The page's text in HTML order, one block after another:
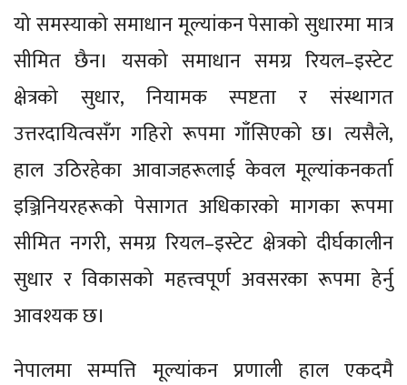
यो समस्याको समाधान मूल्यांकन पेसाको सुधारमा मात्र
सीमित छैन। यसको समाधान समग्र रियल–इस्टेट
क्षेत्रको सुधार, नियामक स्पष्टता र संस्थागत
उत्तरदायित्वसँग गहिरो रूपमा गाँसिएको छ। त्यसैले,
हाल उठिरहेका आवाजहरूलाई केवल मूल्यांकनकर्ता
इञ्जिनियरहरूको पेसागत अधिकारको मागका रूपमा
सीमित नगरी, समग्र रियल–इस्टेट क्षेत्रको दीर्घकालीन
सुधार र विकासको महत्त्वपूर्ण अवसरका रूपमा हेर्नु
आवश्यक छ।
नेपालमा सम्पत्ति मूल्यांकन प्रणाली हाल एकदमै